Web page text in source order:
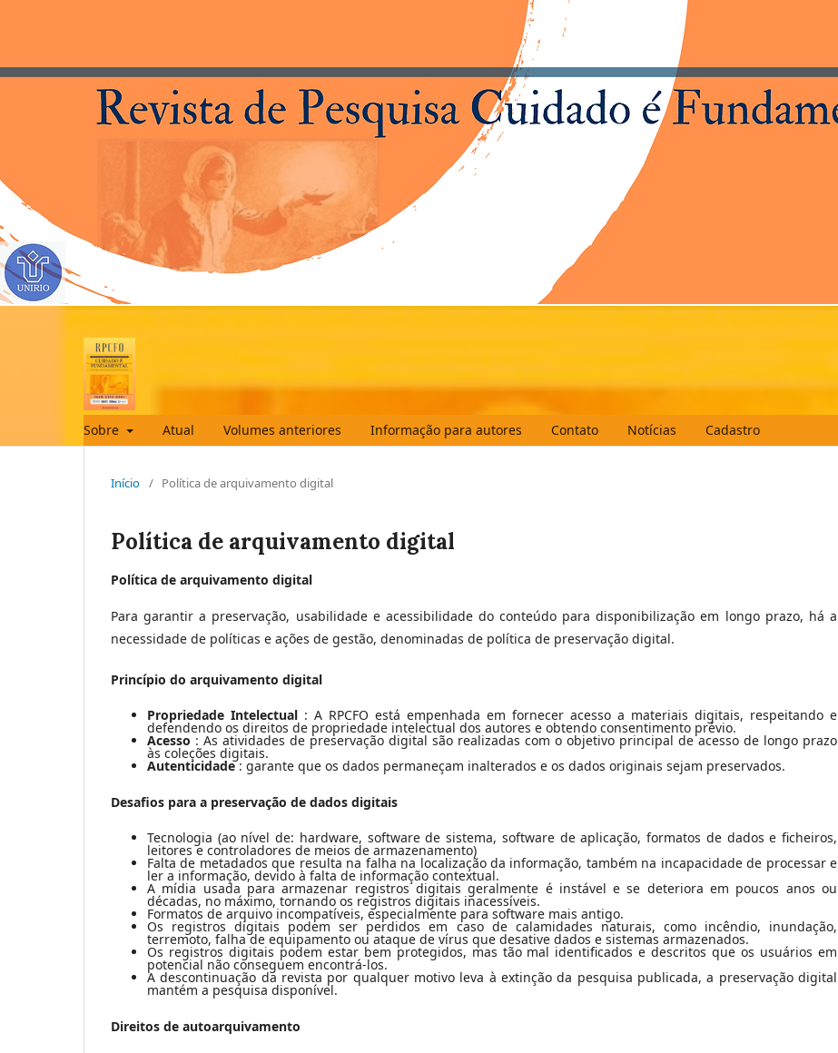
Sobre Atual Volumes anteriores Informação para autores Contato Notícias Cadastro
Início / Política de arquivamento digital
Política de arquivamento digital
Política de arquivamento digital
Para garantir a preservação, usabilidade e acessibilidade do conteúdo para disponibilização em longo prazo, há a
necessidade de políticas e ações de gestão, denominadas de política de preservação digital.
Princípio do arquivamento digital
Propriedade Intelectual : A RPCFO está empenhada em fornecer acesso a materiais digitais, respeitando e
defendendo os direitos de propriedade intelectual dos autores e obtendo consentimento prévio.
Acesso : As atividades de preservação digital são realizadas com o objetivo principal de acesso de longo prazo
às coleções digitais.
Autenticidade: garante que os dados permaneçam inalterados e os dados originais sejam preservados.
Desafios para a preservação de dados digitais
Tecnologia (ao nível de: hardware, software de sistema, software de aplicação, formatos de dados e ficheiros,
leitores e controladores de meios de armazenamento)
Falta de metadados que resulta na falha na localização da informação, também na incapacidade de processar e
ler a informação, devido à falta de informação contextual.
A mídia usada para armazenar registros digitais geralmente é instável e se deteriora em poucos anos ou
décadas, no máximo, tornando os registros digitais inacessíveis.
Formatos de arquivo incompatíveis, especialmente para software mais antigo.
Os registros digitais podem ser perdidos em caso de calamidades naturais, como incêndio, inundação,
terremoto, falha de equipamento ou ataque de vírus que desative dados e sistemas armazenados.
Os registros digitais podem estar bem protegidos, mas tão mal identificados e descritos que os usuários em
potencial não conseguem encontrá-los.
A descontinuação da revista por qualquer motivo leva à extinção da pesquisa publicada, a preservação digital
mantém a pesquisa disponível.
Direitos de autoarquivamento